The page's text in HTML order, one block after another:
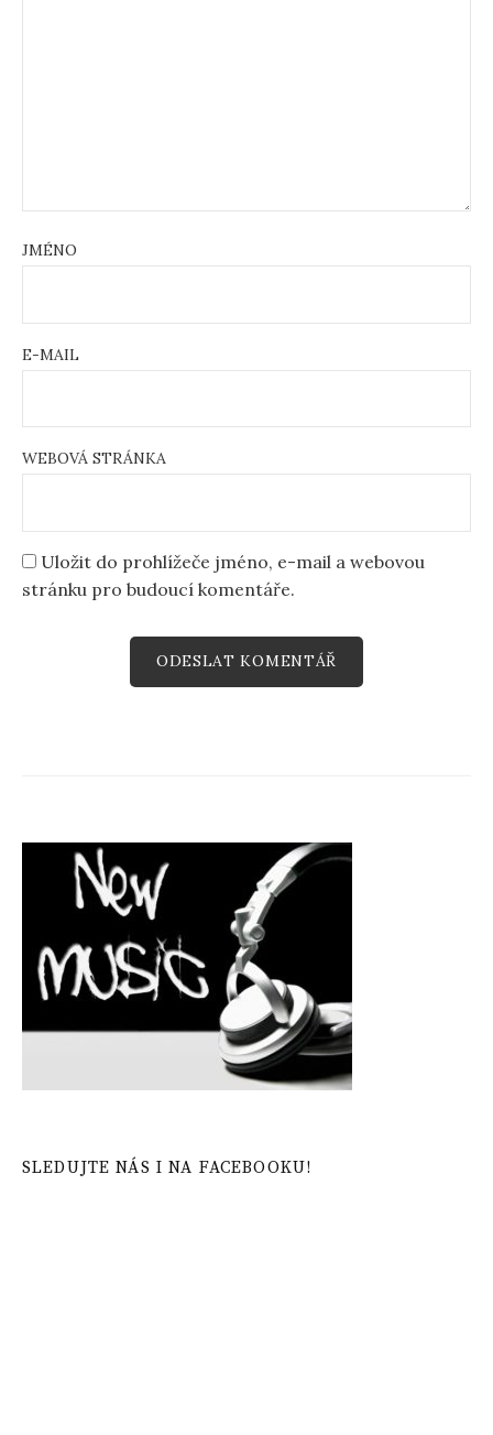
JMÉNO
E-MAIL
WEBOVÁ STRÁNKA
Uložit do prohlížeče jméno, e-mail a webovou
stránku pro budoucí komentáře.
SLEDUJTE NÁS I NA FACEBOOKU!